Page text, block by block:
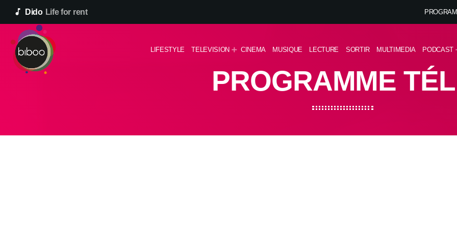
music_note Dido Life for rent
LIFESTYLE TELEVISION CINEMA MUSIQUE LECTURE SORTIR MULTIMEDIA PODCAST
PROGRAMME